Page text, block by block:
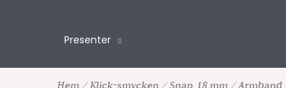
Presenter
Hem /Klick-smycken /Snap 18 mm /Armband